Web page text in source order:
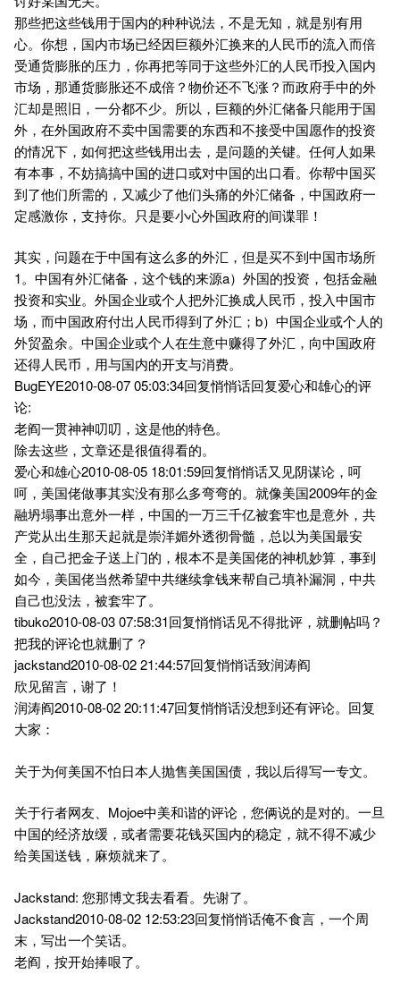
那些把这些钱用于国内的种种说法，不是无知，就是别有用
心。你想，国内市场已经因巨额外汇换来的人民币的流入而倍
受通货膨胀的压力，你再把等同于这些外汇的人民币投入国内
市场，那通货膨胀还不成倍？物价还不飞涨？而政府手中的外
汇却是照旧，一分都不少。所以，巨额的外汇储备只能用于国
外，在外国政府不卖中国需要的东西和不接受中国愿作的投资
的情况下，如何把这些钱用出去，是问题的关键。任何人如果
有本事，不妨搞搞中国的进口或对中国的出口看。你帮中国买
到了他们所需的，又减少了他们头痛的外汇储备，中国政府一
定感激你，支持你。只是要小心外国政府的间谍罪！
其实，问题在于中国有这么多的外汇，但是买不到中国市场所
1。中国有外汇储备，这个钱的来源a）外国的投资，包括金融
投资和实业。外国企业或个人把外汇换成人民币，投入中国市
场，而中国政府付出人民币得到了外汇；b）中国企业或个人的
外贸盈余。中国企业或个人在生意中赚得了外汇，向中国政府
还得人民币，用与国内的开支与消费。
BugEYE2010-08-07 05:03:34回复悄悄话回复爱心和雄心的评
论:
老阎一贯神神叨叨，这是他的特色。
除去这些，文章还是很值得看的。
爱心和雄心2010-08-05 18:01:59回复悄悄话又见阴谋论，呵
呵，美国佬做事其实没有那么多弯弯的。就像美国2009年的金
融坍塌事出意外一样，中国的一万三千亿被套牢也是意外，共
产党从出生那天起就是崇洋媚外透彻骨髓，总以为美国最安
全，自己把金子送上门的，根本不是美国佬的神机妙算，事到
如今，美国佬当然希望中共继续拿钱来帮自己填补漏洞，中共
自己也没法，被套牢了。
tibuko2010-08-03 07:58:31回复悄悄话见不得批评，就删帖吗？
把我的评论也就删了？
jackstand2010-08-02 21:44:57回复悄悄话致润涛阎
欣见留言，谢了！
润涛阎2010-08-02 20:11:47回复悄悄话没想到还有评论。回复
大家：
关于为何美国不怕日本人抛售美国国债，我以后得写一专文。
关于行者网友、Mojoe中美和谐的评论，您俩说的是对的。一旦
中国的经济放缓，或者需要花钱买国内的稳定，就不得不减少
给美国送钱，麻烦就来了。
Jackstand: 您那博文我去看看。先谢了。
Jackstand2010-08-02 12:53:23回复悄悄话俺不食言，一个周
末，写出一个笑话。
老阎，按开始捧哏了。